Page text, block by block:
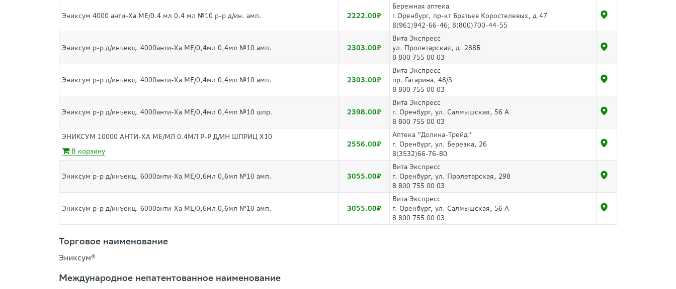
Эниксум 4000 анти-Ха МЕ/0.4 мл 0.4 мл №10 р-р д/ин. амп. 2222.00
Бережная аптека
г.Оренбург, пр-кт Братьев Коростелевых, д.47
8(961)942-66-46; 8(800)700-44-55
Эниксум р-р д/инъекц. 4000анти-Ха МЕ/0,4мл 0,4мл №10 амп. 2303.00
Вита Экспресс
ул. Пролетарская, д. 288Б
8 800 755 00 03
Эниксум р-р д/инъекц. 4000анти-Ха МЕ/0,4мл 0,4мл №10 амп. 2303.00
Вита Экспресс
пр. Гагарина, 48/3
8 800 755 00 03
Эниксум р-р д/инъекц. 4000анти-Ха МЕ/0,4мл 0,4мл №10 шпр. 2398.00
Вита Экспресс
г. Оренбург, ул. Салмышская, 56 А
8 800 755 00 03
ЭНИКСУМ 10000 АНТИ-ХА МЕ/МЛ 0.4МЛ Р-Р Д/ИН ШПРИЦ Х10
В корзину
2556.00
Аптека "Долина-Трейд"
г. Оренбург, ул. Березка, 26
8(3532)66-76-80
Эниксум р-р д/инъекц. 6000анти-Ха МЕ/0,6мл 0,6мл №10 амп. 3055.00
Вита Экспресс
г. Оренбург, ул. Пролетарская, 298
8 800 755 00 03
Эниксум р-р д/инъекц. 6000анти-Ха МЕ/0,6мл 0,6мл №10 амп. 3055.00
Вита Экспресс
г. Оренбург, ул. Салмышская, 56 А
8 800 755 00 03
Торговое наименование
Эниксум®
Международное непатентованное наименование